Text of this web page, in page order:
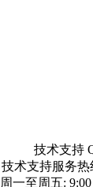
技术支持
技术支持服务热
周一至周五: